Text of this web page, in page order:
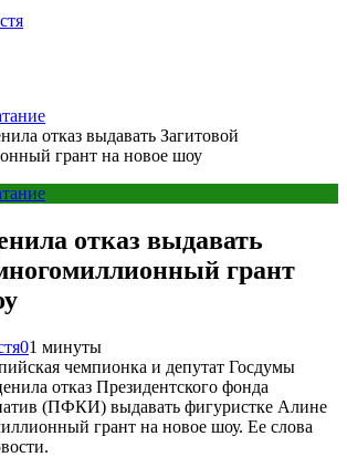
отказ выдавать Загитовой
грант на новое шоу
отказ выдавать
грант
01 минуты
чемпионка и депутат Госдумы
отказ Президентского фонда
(ПФКИ) выдавать фигуристке Алине
грант на новое шоу. Ее слова